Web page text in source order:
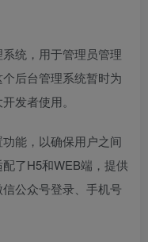
统，用于管理员管理
后台管理系统暂时为
发者使用。
能，以确保用户之间
了H5和WEB端，提供
公众号登录、手机号